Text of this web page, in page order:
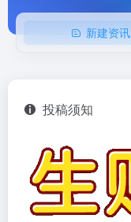
新建资讯
投稿须知